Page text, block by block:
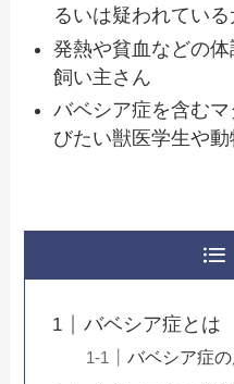
るいは疑われてい
発熱や貧血などの
飼い主さん
バベシア症を含む
びたい獣医学生や
バベシア症とは
バベシア症